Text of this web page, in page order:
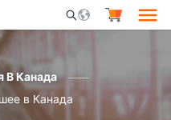
Mobile Search
В Канада
в Канада